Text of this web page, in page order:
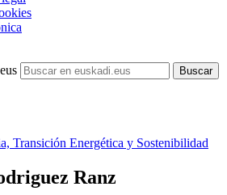
Transición Energética y Sostenibilidad
Ranz